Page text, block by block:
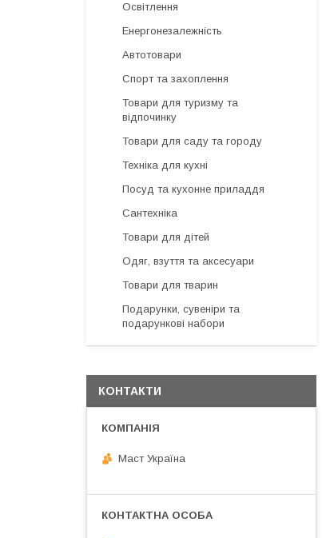
Освітлення
Енергонезалежність
Автотовари
Спорт та захоплення
Товари для туризму та
відпочинку
Товари для саду та городу
Техніка для кухні
Посуд та кухонне приладдя
Сантехніка
Товари для дітей
Одяг, взуття та аксесуари
Товари для тварин
Подарунки, сувеніри та
подарункові набори
КОНТАКТИ
Маст Україна